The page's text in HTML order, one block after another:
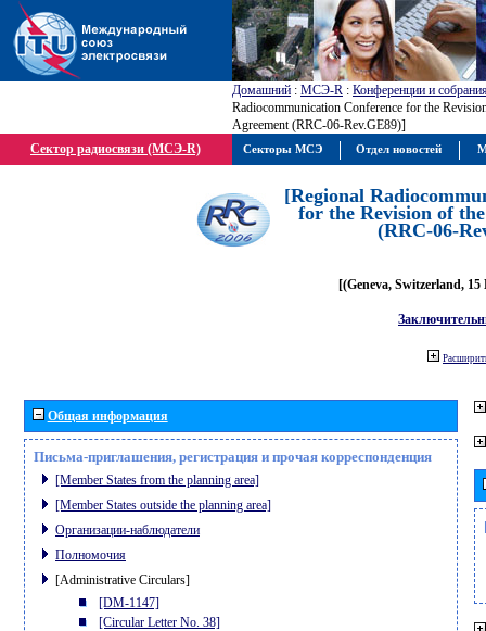
Домашний : МСЭ-R : Конференции и
Radiocommunication Conference for the
Agreement (RRC-06-Rev.GE89)]
Сектор радиосвязи (МСЭ-R)
[Regional
for the Revision of
(RRC-06-
[(Geneva, Switzerland, 15
Общая информация
Письма-приглашения, регистрация и прочая корреспонденция
[Member States from the planning area]
[Member States outside the planning area]
Организации-наблюдатели
Полномочия
[Administrative Circulars]
[DM-1147]
[Circular Letter No. 38]
Секторы МСЭ Отдел новостей